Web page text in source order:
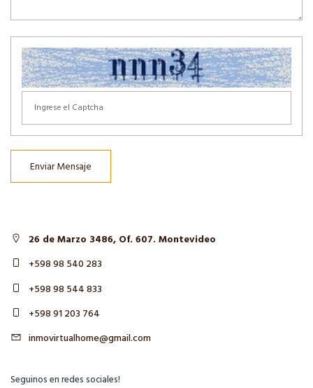
Enviar Mensaje
26 de Marzo 3486, Of. 607. Montevideo
+598 98 540 283
+598 98 544 833
+598 91 203 764
inmovirtualhome@gmail.com
Seguinos en redes sociales!